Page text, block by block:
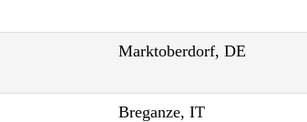
Marktoberdorf, DE
Breganze, IT